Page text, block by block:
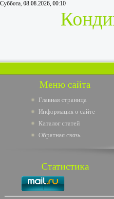
Суббота, 08.08.2026, 00:10
Меню сайта
Главная страница
Информация о сайте
Каталог статей
Обратная связь
Статистика